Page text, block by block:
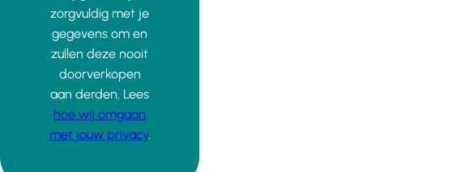
zorgvuldig met je
gegevens om en
zullen deze nooit
doorverkopen
aan derden. Lees
hoe wij omgaan
met jouw privacy.